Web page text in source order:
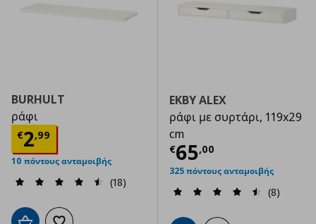
BURHULT
ράφι
€2,99
Τρέχουσα τιμή € 2,99
10 πόντους ανταμοιβής
(18)
EKBY ALEX
ράφι με συρτάρι, 119x29
cm
€65,00
Τρέχουσα
325 πόντους ανταμοιβής
(8)